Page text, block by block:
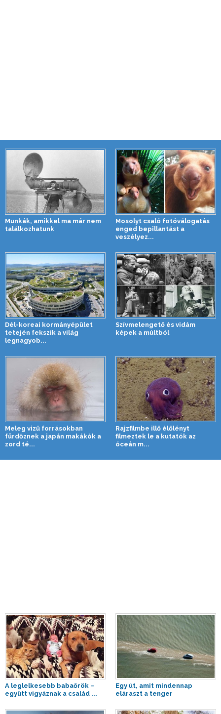
Munkák, amikkel ma már nem
találkozhatunk
Mosolyt csaló fotóválogatás
enged bepillantást a
veszélyez...
Dél-koreai kormányépület
tetején fekszik a világ
legnagyob...
Szívmelengető és vidám
képek a múltból
Meleg vizű forrásokban
fürdőznek a japán makákók a
zord té...
Rajzfilmbe illő élőlényt
filmeztek le a kutatók az
óceán m...
A leglelkesebb babaőrök –
együtt vigyáznak a család ...
Egy út, amit mindennap
eláraszt a tenger